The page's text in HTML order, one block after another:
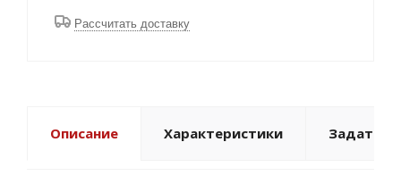
Рассчитать доставку
Описание Характеристики Задать